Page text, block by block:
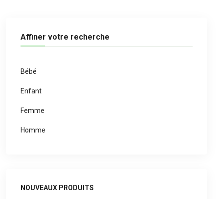
Affiner votre recherche
Bébé
Enfant
Femme
Homme
NOUVEAUX PRODUITS